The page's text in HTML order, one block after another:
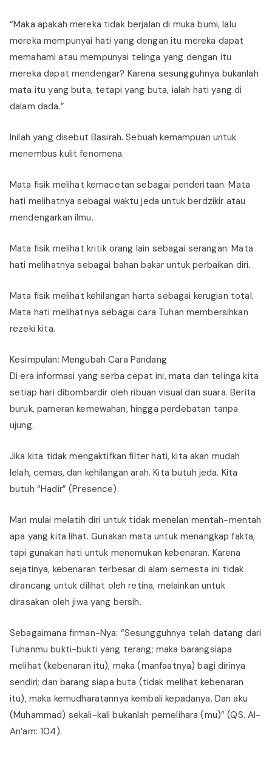
“Maka apakah mereka tidak berjalan di muka bumi, lalu
mereka mempunyai hati yang dengan itu mereka dapat
memahami atau mempunyai telinga yang dengan itu
mereka dapat mendengar? Karena sesungguhnya bukanlah
mata itu yang buta, tetapi yang buta, ialah hati yang di
dalam dada.”
Inilah yang disebut Basirah. Sebuah kemampuan untuk
menembus kulit fenomena.
Mata fisik melihat kemacetan sebagai penderitaan. Mata
hati melihatnya sebagai waktu jeda untuk berdzikir atau
mendengarkan ilmu.
Mata fisik melihat kritik orang lain sebagai serangan. Mata
hati melihatnya sebagai bahan bakar untuk perbaikan diri.
Mata fisik melihat kehilangan harta sebagai kerugian total.
Mata hati melihatnya sebagai cara Tuhan membersihkan
rezeki kita.
Kesimpulan: Mengubah Cara Pandang
Di era informasi yang serba cepat ini, mata dan telinga kita
setiap hari dibombardir oleh ribuan visual dan suara. Berita
buruk, pameran kemewahan, hingga perdebatan tanpa
ujung.
Jika kita tidak mengaktifkan filter hati, kita akan mudah
lelah, cemas, dan kehilangan arah. Kita butuh jeda. Kita
butuh “Hadir” (Presence).
Mari mulai melatih diri untuk tidak menelan mentah-mentah
apa yang kita lihat. Gunakan mata untuk menangkap fakta,
tapi gunakan hati untuk menemukan kebenaran. Karena
sejatinya, kebenaran terbesar di alam semesta ini tidak
dirancang untuk dilihat oleh retina, melainkan untuk
dirasakan oleh jiwa yang bersih.
Sebagaimana firman-Nya: “Sesungguhnya telah datang dari
Tuhanmu bukti-bukti yang terang; maka barangsiapa
melihat (kebenaran itu), maka (manfaatnya) bagi dirinya
sendiri; dan barang siapa buta (tidak melihat kebenaran
itu), maka kemudharatannya kembali kepadanya. Dan aku
(Muhammad) sekali-kali bukanlah pemelihara (mu)” (QS. Al-
An’am: 104).